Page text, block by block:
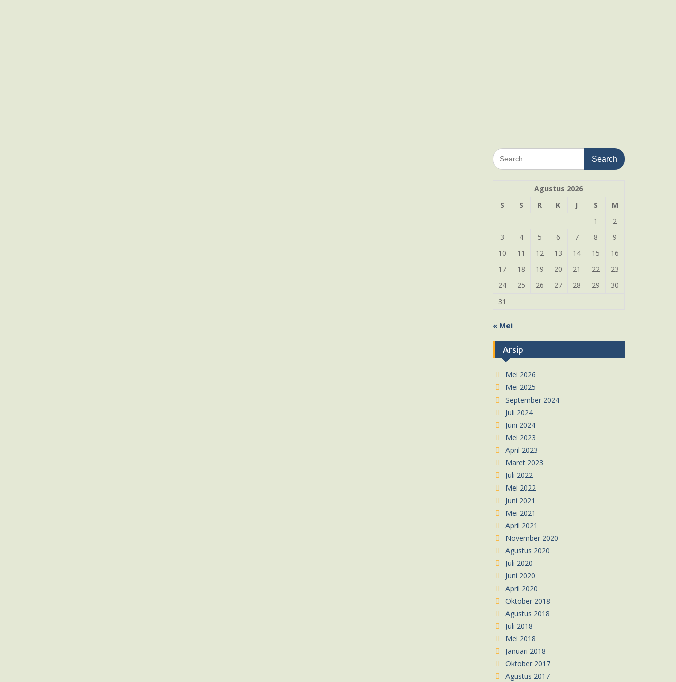
Search
for:
Agustus 2026
S
S R K J S
M
1
2
3
4 5 6 7 8
9
10
11 12 13 14 15
16
17
18 19 20 21 22
23
24
25 26 27 28 29
30
31
« Mei
Arsip
Mei 2026
Mei 2025
September 2024
Juli 2024
Juni 2024
Mei 2023
April 2023
Maret 2023
Juli 2022
Mei 2022
Juni 2021
Mei 2021
April 2021
November 2020
Agustus 2020
Juli 2020
Juni 2020
April 2020
Oktober 2018
Agustus 2018
Juli 2018
Mei 2018
Januari 2018
Oktober 2017
Agustus 2017